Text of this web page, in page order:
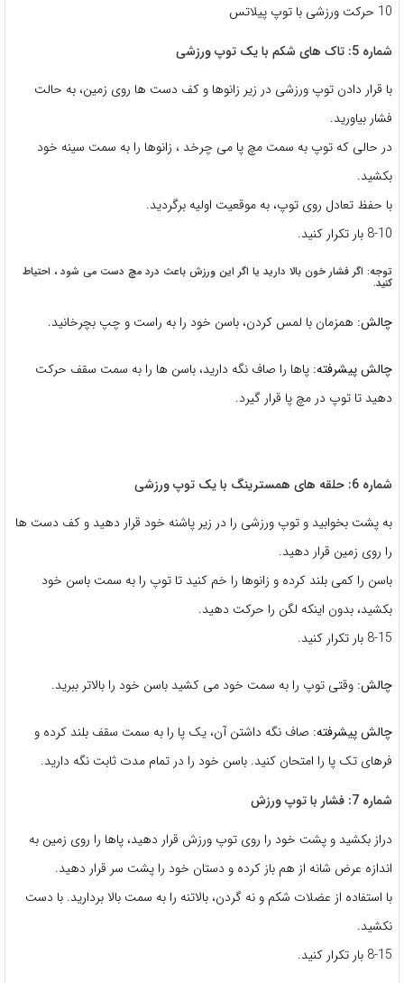
10 حرکت ورزشی با توپ پیلاتس
شماره 5: تاک های شکم با یک توپ ورزشی
با قرار دادن توپ ورزشی در زیر زانوها و کف دست ها روی زمین، به حالت
فشار بیاورید.
در حالی که توپ به سمت مچ پا می چرخد ​، زانوها را به سمت سینه خود
بکشید.
با حفظ تعادل روی توپ، به موقعیت اولیه برگردید.
8-10 بار تکرار کنید.
توجه: اگر فشار خون بالا دارید یا اگر این ورزش باعث درد مچ دست می شود ، احتیاط
کنید.
چالش: همزمان با لمس کردن، باسن خود را به راست و چپ بچرخانید.
چالش پیشرفته: پاها را صاف نگه دارید، باسن ها را به سمت سقف حرکت
دهید تا توپ در مچ پا قرار گیرد.
شماره 6: حلقه های همسترینگ با یک توپ ورزشی
به پشت بخوابید و توپ ورزشی را در زیر پاشنه خود قرار دهید و کف دست ها
را روی زمین قرار دهید.
باسن را کمی بلند کرده و زانوها را خم کنید تا توپ را به سمت باسن خود
بکشید، بدون اینکه لگن را حرکت دهید.
8-15 بار تکرار کنید.
چالش: وقتی توپ را به سمت خود می کشید باسن خود را بالاتر ببرید.
چالش پیشرفته: صاف نگه داشتن آن، یک پا را به سمت سقف بلند کرده و
فرهای تک پا را امتحان کنید. باسن خود را در تمام مدت ثابت نگه دارید.
شماره 7: فشار با توپ ورزش
دراز بکشید و پشت خود را روی توپ ورزش قرار دهید، پاها را روی زمین به
اندازه عرض شانه از هم باز کرده و دستان خود را پشت سر قرار دهید.
با استفاده از عضلات شکم و نه گردن، بالاتنه را به سمت بالا بردارید. با دست
نکشید.
8-15 بار تکرار کنید.